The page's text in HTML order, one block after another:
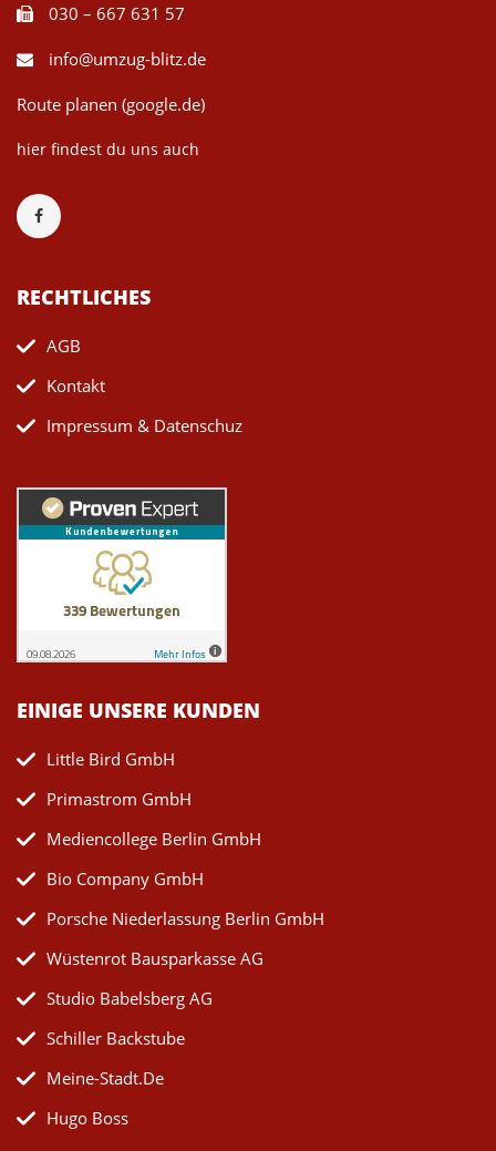
030 – 667 631 57
info@umzug-blitz.de
Route planen (google.de)
hier findest du uns auch
RECHTLICHES
AGB
Kontakt
Impressum & Datenschuz
EINIGE UNSERE KUNDEN
Little Bird GmbH
Primastrom GmbH
Mediencollege Berlin GmbH
Bio Company GmbH
Porsche Niederlassung Berlin GmbH
Wüstenrot Bausparkasse AG
Studio Babelsberg AG
Schiller Backstube
Meine-Stadt.de
Hugo Boss